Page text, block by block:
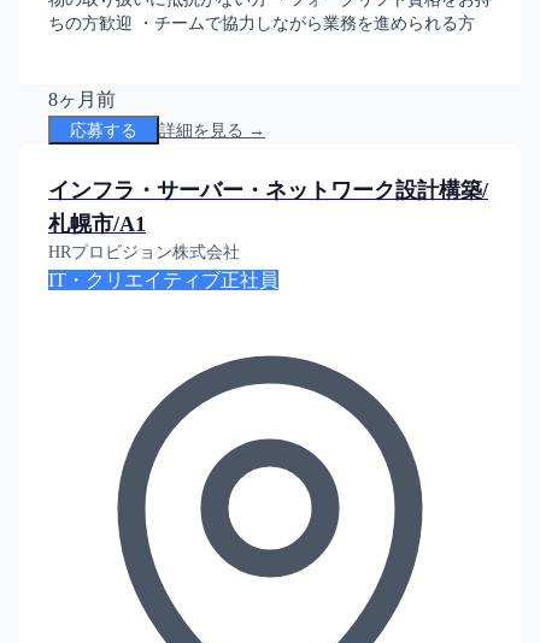
ちの方歓迎 ・チームで協力しながら業務を進められる方
8ヶ月前
応募する 詳細を見る →
インフラ・サーバー・ネットワーク設計構築/
札幌市/A1
HRプロビジョン株式会社
IT・クリエイティブ正社員